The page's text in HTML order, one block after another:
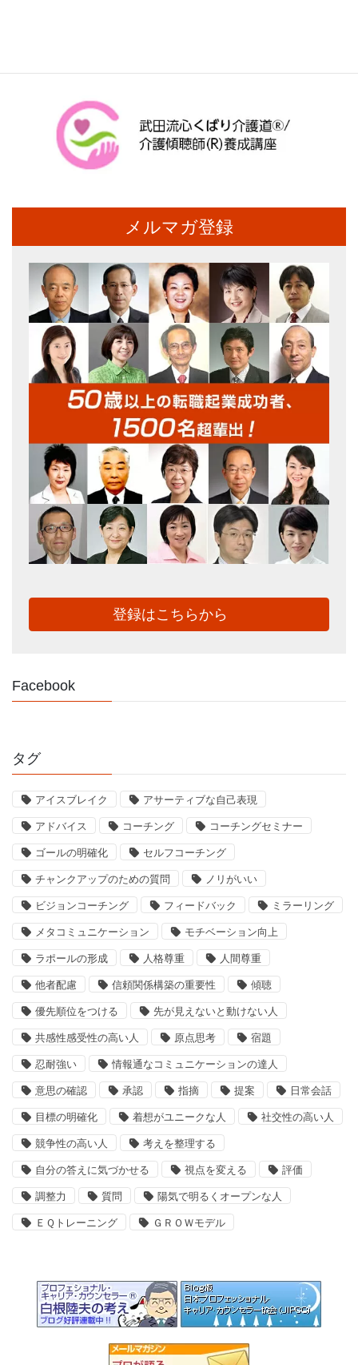
メルマガ登録
登録はこちらから
Facebook
タグ
アイスブレイク アサーティブな自己表現
アドバイス コーチング コーチングセミナー
ゴールの明確化 セルフコーチング
チャンクアップのための質問 ノリがいい
ビジョンコーチング フィードバック ミラーリング
メタコミュニケーション モチベーション向上
ラポールの形成 人格尊重 人間尊重
他者配慮 信頼関係構築の重要性 傾聴
優先順位をつける 先が見えないと動けない人
共感性感受性の高い人 原点思考 宿題
忍耐強い 情報通なコミュニケーションの達人
意思の確認 承認 指摘 提案 日常会話
目標の明確化 着想がユニークな人 社交性の高い人
競争性の高い人 考えを整理する
自分の答えに気づかせる 視点を変える 評価
調整力 質問 陽気で明るくオープンな人
ＥＱトレーニング ＧＲＯＷモデル